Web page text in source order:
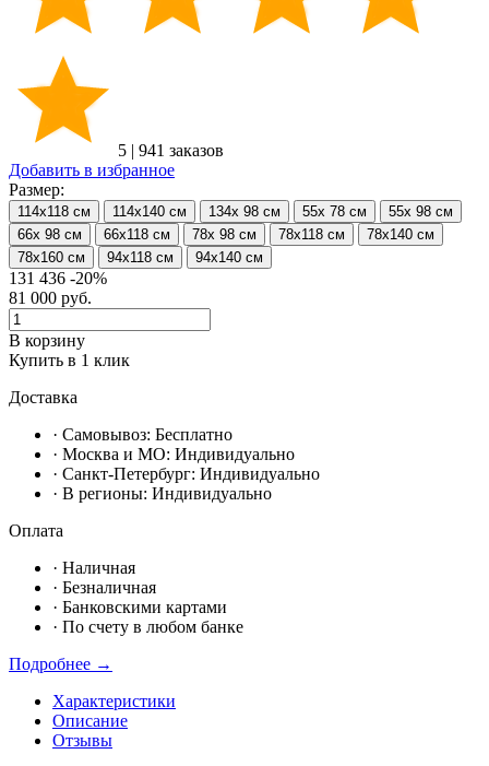
5 | 941 заказов
Добавить в избранное
Размер:
114х118 см 114х140 см 134х 98 см 55х 78 см
55х 98 см
66х 98 см
66х118 см 78х 98 см 78х118 см
78х140 см
78х160 см
94х118 см 94х140 см
131 436 -20%
81 000 руб.
В корзину
Купить в 1 клик
Доставка
· Самовывоз: Бесплатно
· Москвa и МО: Индивидуально
· Санкт-Петербург: Индивидуально
· В регионы: Индивидуально
Оплата
· Наличная
· Безналичная
· Банковскими картами
· По счету в любом банке
Подробнее →
Характеристики
Описание
Отзывы